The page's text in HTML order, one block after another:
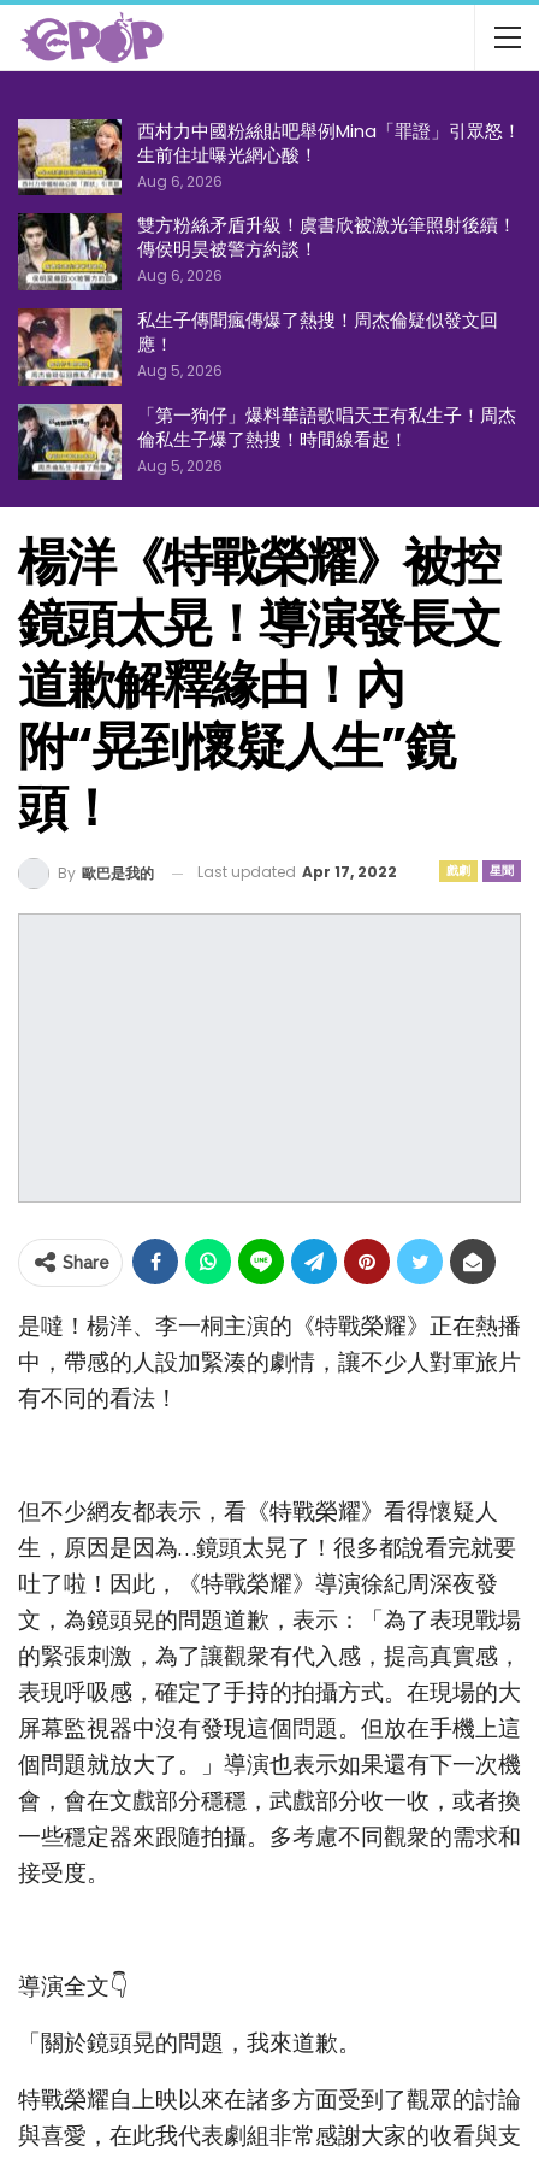
西村力中國粉絲貼吧舉例Mina「罪證」引眾怒！
生前住址曝光網心酸！
Aug 6, 2026
雙方粉絲矛盾升級！虞書欣被激光筆照射後續！
傳侯明昊被警方約談！
Aug 6, 2026
私生子傳聞瘋傳爆了熱搜！周杰倫疑似發文回
應！
Aug 5, 2026
「第一狗仔」爆料華語歌唱天王有私生子！周杰
倫私生子爆了熱搜！時間線看起！
Aug 5, 2026
楊洋《特戰榮耀》被控
鏡頭太晃！導演發長文
道歉解釋緣由！內
附“晃到懷疑人生”鏡
頭！
戲劇 星聞
By 歐巴是我的 Last updated Apr 17, 2022
Share
是噠！楊洋、李一桐主演的《特戰榮耀》正在熱播
中，帶感的人設加緊湊的劇情，讓不少人對軍旅片
有不同的看法！
但不少網友都表示，看《特戰榮耀》看得懷疑人
生，原因是因為…鏡頭太晃了！很多都說看完就要
吐了啦！因此，《特戰榮耀》導演徐紀周深夜發
文，為鏡頭晃的問題道歉，表示：「為了表現戰場
的緊張刺激，為了讓觀衆有代入感，提高真實感，
表現呼吸感，確定了手持的拍攝方式。在現場的大
屏幕監視器中沒有發現這個問題。但放在手機上這
個問題就放大了。」導演也表示如果還有下一次機
會，會在文戲部分穩穩，武戲部分收一收，或者換
一些穩定器來跟隨拍攝。多考慮不同觀衆的需求和
接受度。
導演全文👇
「關於鏡頭晃的問題，我來道歉。
特戰榮耀自上映以來在諸多方面受到了觀眾的討論
與喜愛，在此我代表劇組非常感謝大家的收看與支